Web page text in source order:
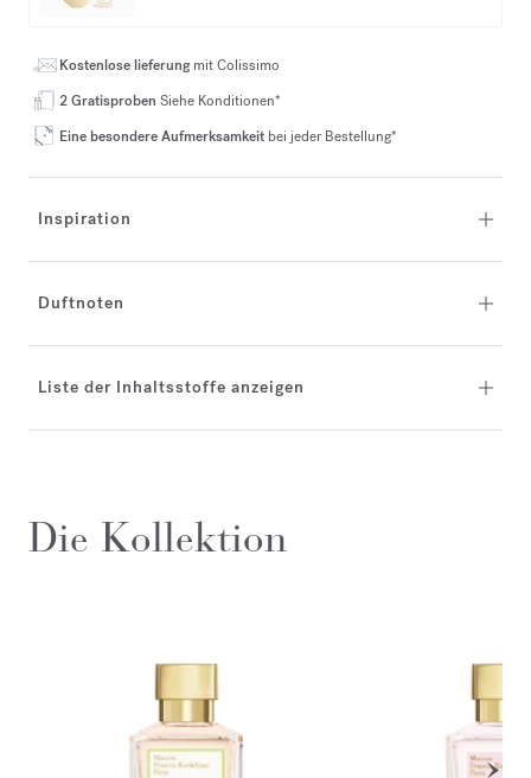
Kostenlose lieferungmit Colissimo
2 Gratisproben Siehe Konditionen*
Eine besondere Aufmerksamkeit bei jeder Bestellung*
Inspiration
Duftnoten
Liste der Inhaltsstoffe anzeigen
Die Kollektion